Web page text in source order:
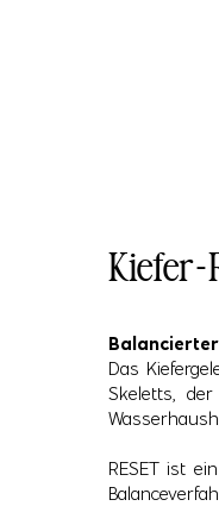
Kiefer-
Das
Skeletts,
RESET ist